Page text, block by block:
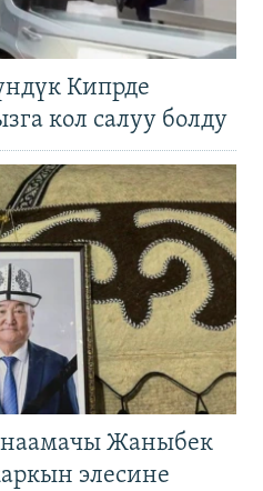
Кипрде
кол салуу болду
Жаныбек
элесине